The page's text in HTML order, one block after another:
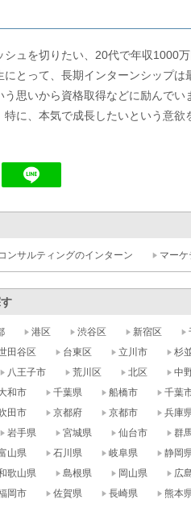
ュを切りたい、20代で年収1000
とって、長期インターンシップ
思いから資格取得などに励んで
に、本気で成長したいという意
ンサルティングのインターン マー
港区 渋谷区 新宿区
田谷区 台東区 立川市 杉
八王子市 荒川区 北区 中
和市 千葉県 船橋市 千葉
田市 京都府 京都市 兵庫
岩手県 宮城県 仙台市 群
山県 石川県 岐阜県 静岡
歌山県 島根県 岡山県 広
岡市 佐賀県 長崎県 熊本